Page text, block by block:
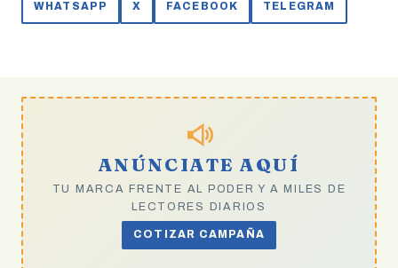
WHATSAPP X FACEBOOK TELEGRAM
ANÚNCIATE AQUÍ
TU MARCA FRENTE AL PODER Y A MILES DE
LECTORES DIARIOS
COTIZAR CAMPAÑA